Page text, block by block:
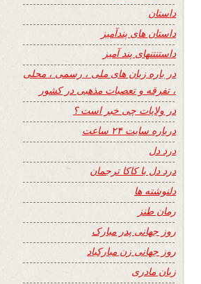
داستان
داستان های پندآمیز
داستنتنهای پند آمیز
در باره زبان های ملی ، رسمی ، محلی
، تفرقه و تعصبات مذهبی در کشور
در ولایات چی خبر است ؟
درباره سایت ۲۴ ساعت
درد دل
درد دل با کاکا ترجمان
دلنوشته ها
رمان طنز
روز جهانی پدر مبارک
روز جهانی زن مبارکباد
زبان مادری